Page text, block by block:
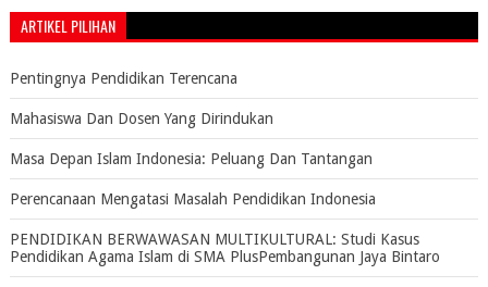
ARTIKEL PILIHAN
Pentingnya Pendidikan Terencana
Mahasiswa Dan Dosen Yang Dirindukan
Masa Depan Islam Indonesia: Peluang Dan Tantangan
Perencanaan Mengatasi Masalah Pendidikan Indonesia
PENDIDIKAN BERWAWASAN MULTIKULTURAL: Studi Kasus
Pendidikan Agama Islam di SMA PlusPembangunan Jaya Bintaro